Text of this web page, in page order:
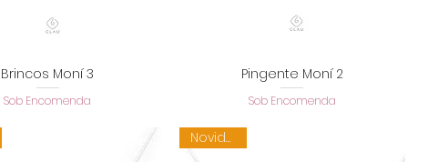
Visualização rápida
Brincos Moní 3
Sob Encomenda
Visualização rápida
Pingente Moní 2
Sob Encomenda
Novidade